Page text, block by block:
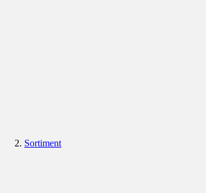
Sortiment